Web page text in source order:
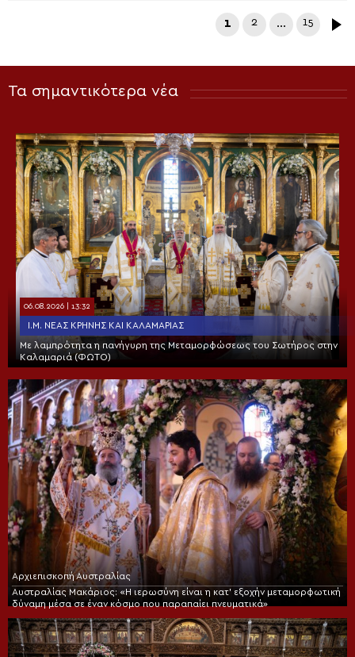
1 2 … 15
Τα σημαντικότερα νέα
06.08.2026 | 13:32
Ι.Μ. ΝΈΑΣ ΚΡΉΝΗΣ ΚΑΙ ΚΑΛΑΜΑΡΙΆΣ
Με λαμπρότητα η πανήγυρη της Μεταμορφώσεως του Σωτήρος στην
Καλαμαριά (ΦΩΤΟ)
Αρχιεπισκοπή Αυστραλίας
Αυστραλίας Μακάριος: «Η ιερωσύνη είναι η κατ’ εξοχήν μεταμορφωτική
δύναμη μέσα σε έναν κόσμο που παραπαίει πνευματικά»